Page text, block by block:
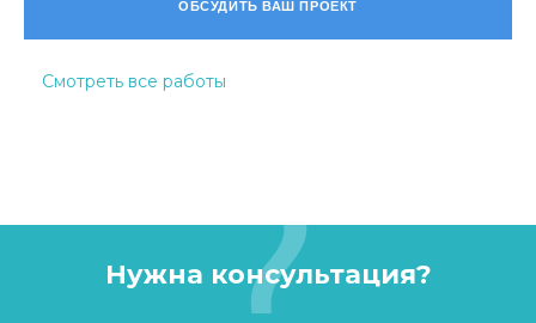
ОБСУДИТЬ ВАШ ПРОЕКТ
Смотреть все работы
Нужна консультация?